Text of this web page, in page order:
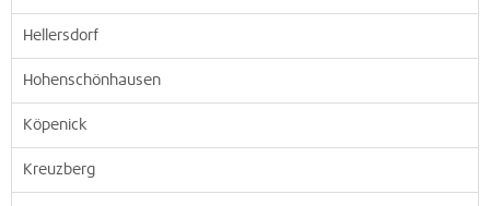
Hellersdorf
Hohenschönhausen
Köpenick
Kreuzberg